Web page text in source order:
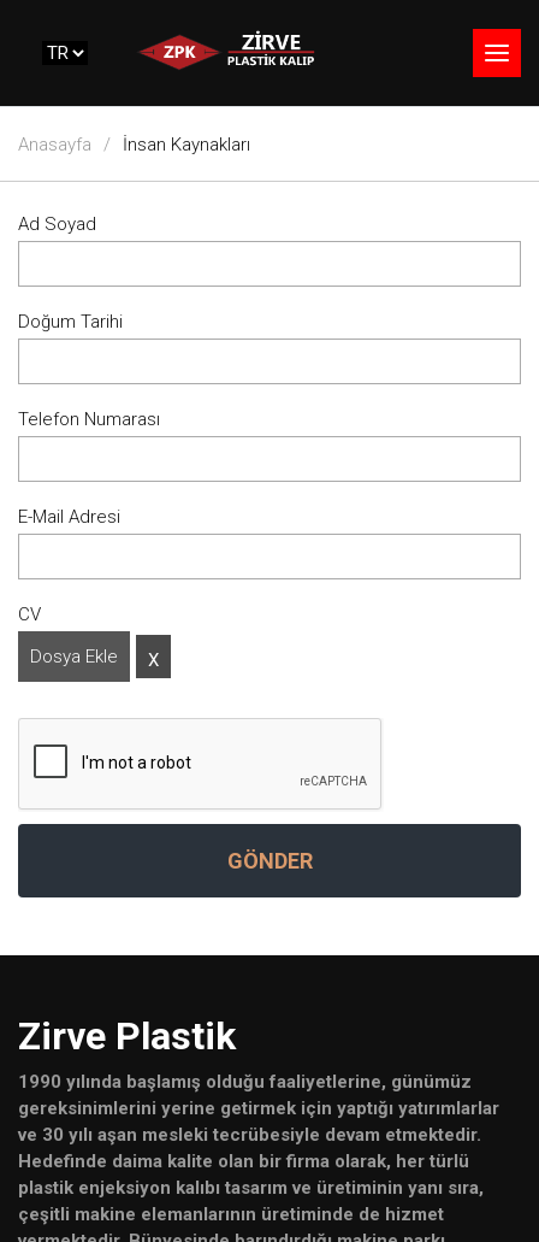
Anasayfa İnsan Kaynakları
Ad Soyad
Doğum Tarihi
Telefon Numarası
E-Mail Adresi
CV
Dosya Ekle
X
Zirve Plastik
1990 yılında başlamış olduğu faaliyetlerine, günümüz
gereksinimlerini yerine getirmek için yaptığı yatırımlarlar
ve 30 yılı aşan mesleki tecrübesiyle devam etmektedir.
Hedefinde daima kalite olan bir firma olarak, her türlü
plastik enjeksiyon kalıbı tasarım ve üretiminin yanı sıra,
çeşitli makine elemanlarının üretiminde de hizmet